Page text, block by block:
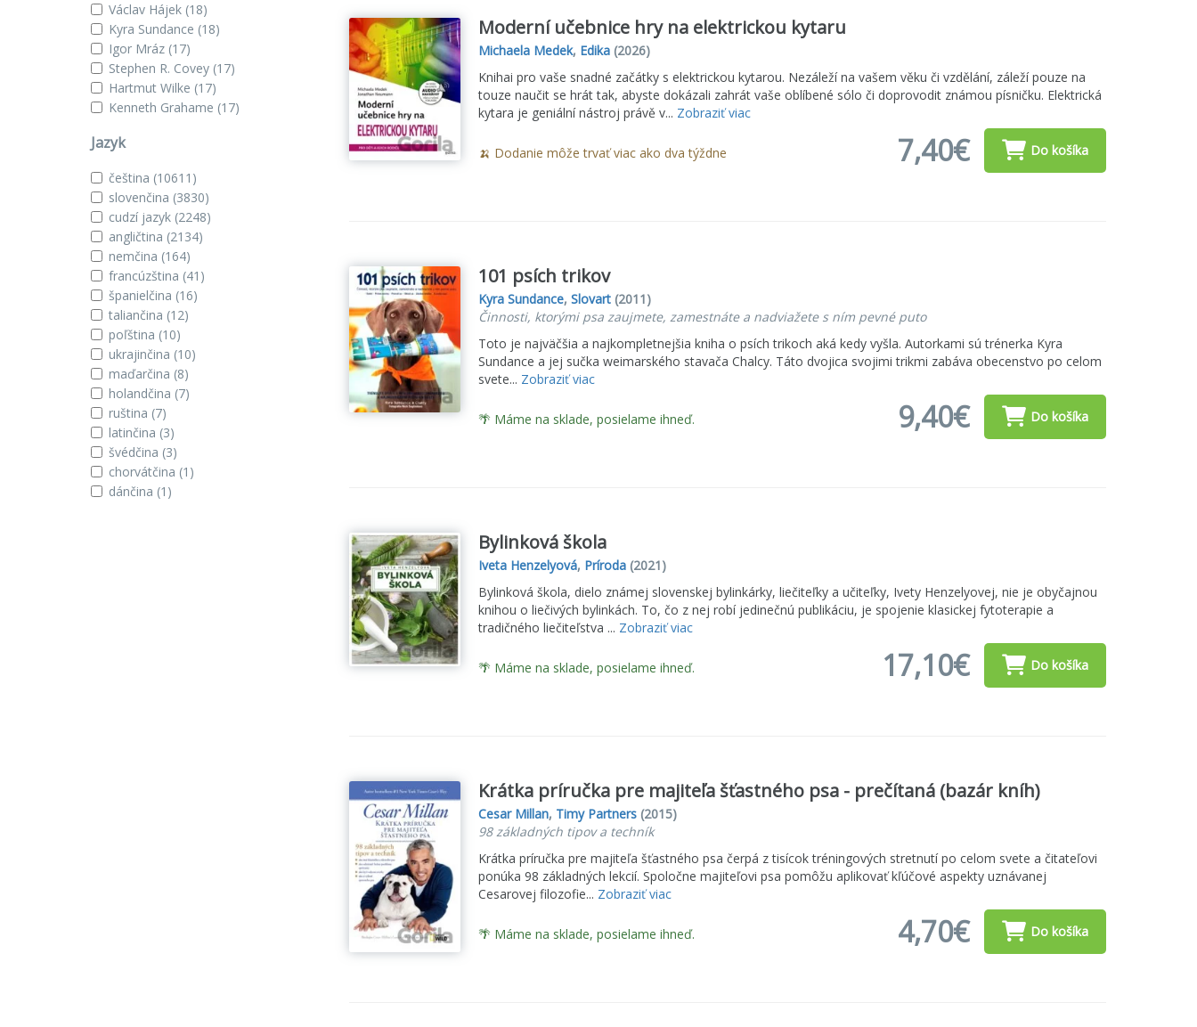
Václav Hájek (18)
Kyra Sundance (18)
Igor Mráz (17)
Stephen R. Covey (17)
Hartmut Wilke (17)
Kenneth Grahame (17)
Jazyk
čeština (10611)
slovenčina (3830)
cudzí jazyk (2248)
angličtina (2134)
nemčina (164)
francúzština (41)
španielčina (16)
taliančina (12)
poľština (10)
ukrajinčina (10)
maďarčina (8)
holandčina (7)
ruština (7)
latinčina (3)
švédčina (3)
chorvátčina (1)
dánčina (1)
Moderní učebnice hry na elektrickou kytaru
Michaela Medek, Edika(2026)
Knihai pro vaše snadné začátky s elektrickou kytarou. Nezáleží na vašem věku či vzdělání, záleží pouze na
touze naučit se hrát tak, abyste dokázali zahrát vaše oblíbené sólo či doprovodit známou písničku. Elektrická
kytara je geniální nástroj právě v... Zobraziť viac
🍌 Dodanie môže trvať viac ako dva týždne 7,40€ Do košíka
101 psích trikov
Kyra Sundance, Slovart(2011)
Činnosti, ktorými psa zaujmete, zamestnáte a nadviažete s ním pevné puto
Toto je najväčšia a najkompletnejšia kniha o psích trikoch aká kedy vyšla. Autorkami sú trénerka Kyra
Sundance a jej sučka weimarského stavača Chalcy. Táto dvojica svojimi trikmi zabáva obecenstvo po celom
svete... Zobraziť viac
🌴 Máme na sklade, posielame ihneď. 9,40€ Do košíka
Bylinková škola
Iveta Henzelyová, Príroda(2021)
Bylinková škola, dielo známej slovenskej bylinkárky, liečiteľky a učiteľky, Ivety Henzelyovej, nie je obyčajnou
knihou o liečivých bylinkách. To, čo z nej robí jedinečnú publikáciu, je spojenie klasickej fytoterapie a
tradičného liečiteľstva ... Zobraziť viac
🌴 Máme na sklade, posielame ihneď. 17,10€ Do košíka
Krátka príručka pre majiteľa šťastného psa - prečítaná (bazár kníh)
Cesar Millan, Timy Partners(2015)
98 základných tipov a techník
Krátka príručka pre majiteľa šťastného psa čerpá z tisícok tréningových stretnutí po celom svete a čitateľovi
ponúka 98 základných lekcií. Spoločne majiteľovi psa pomôžu aplikovať kľúčové aspekty uznávanej
Cesarovej filozofie... Zobraziť viac
🌴 Máme na sklade, posielame ihneď. 4,70€ Do košíka